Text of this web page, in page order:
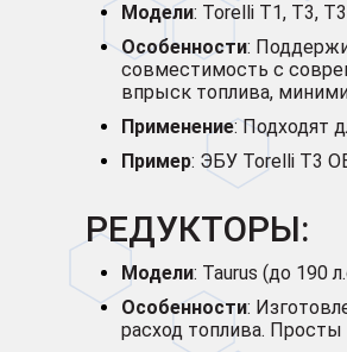
Модели: Torelli T1, T3,
Особенности:
совместимость с
впрыск топлива,
Применение: Подходят
Пример: ЭБУ Torelli T3
РЕДУКТОРЫ:
Модели: Taurus (до 190
Особенности:
расход топлива.